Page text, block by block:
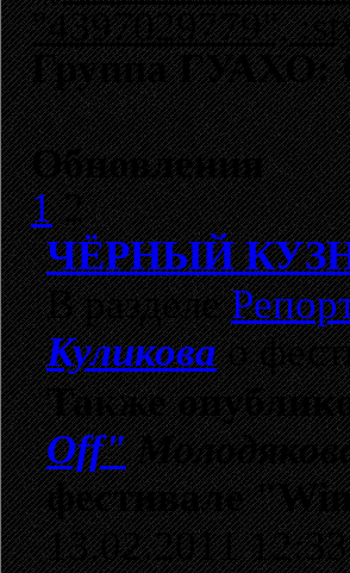
"4397029779",
Группа ГУАХО:
Обновления
1 2
ЧЁРНЫЙ
В разделе
Куликовао
Также
Off"
фестивале
13.02.2011